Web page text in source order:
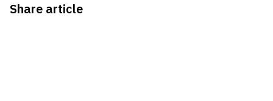
Share article